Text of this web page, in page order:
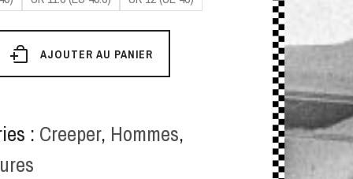
AJOUTER AU PANIER
: Creeper, Hommes,